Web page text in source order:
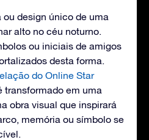
design único de uma
alto no céu noturno.
ou iniciais de amigos
desta forma.
do Online Star
transformado em uma
obra visual que inspirará
memória ou símbolo se